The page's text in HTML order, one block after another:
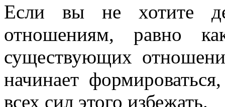
Если вы не хотите
отношениям, равно
существующих
начинает
всех сил этого избежать.